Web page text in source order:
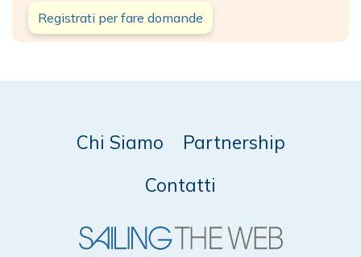
Registrati per fare domande
Chi Siamo
Partnership
Contatti